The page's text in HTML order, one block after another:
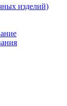
изделий)